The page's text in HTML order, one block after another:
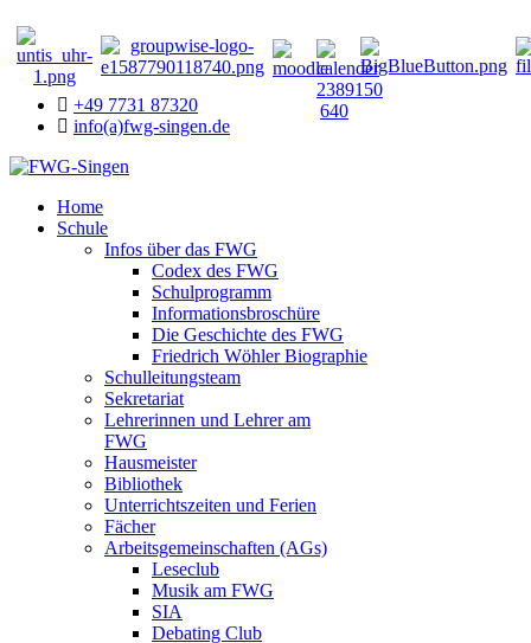
+49 7731 87320
info(a)fwg-singen.de
Home
Schule
Infos über das FWG
Codex des FWG
Schulprogramm
Informationsbroschüre
Die Geschichte des FWG
Friedrich Wöhler Biographie
Schulleitungsteam
Sekretariat
Lehrerinnen und Lehrer am
FWG
Hausmeister
Bibliothek
Unterrichtszeiten und Ferien
Fächer
Arbeitsgemeinschaften (AGs)
Leseclub
Musik am FWG
SIA
Debating Club